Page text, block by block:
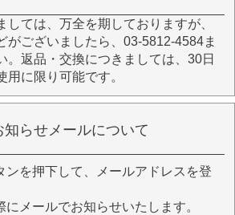
しては、万全を期しておりますが、
がございましたら、03-5812-4584ま
。返品・交換につきましては、30日
用に限り可能です。
知らせメールについて
ンを押下して、メールアドレスを登
にメールでお知らせいたします。